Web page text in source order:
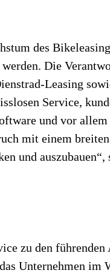
des
Die
Leasing
Service,
und vor allem
mit einem
und
zu den
Unternehmen im